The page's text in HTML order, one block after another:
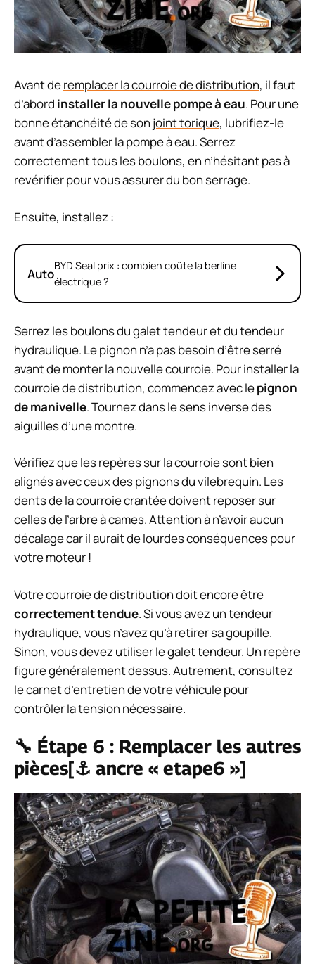
Avant deremplacer la courroie de distribution, il faut
d’abord installer la nouvelle pompe à eau. Pour une
bonne étanchéité de son joint torique, lubrifiez-le
avant d’assembler la pompe à eau. Serrez
correctement tous les boulons, en n’hésitant pas à
revérifier pour vous assurer du bon serrage.
Ensuite, installez :
AutoBYD Seal prix : combien coûte la berline
électrique ?
Serrez les boulons du galet tendeur et du tendeur
hydraulique. Le pignon n’a pas besoin d’être serré
avant de monter la nouvelle courroie. Pour installer la
courroie de distribution, commencez avec lepignon
de manivelle. Tournez dans le sens inverse des
aiguilles d’une montre.
Vérifiez que les repères sur la courroie sont bien
alignés avec ceux des pignons du vilebrequin. Les
dents de lacourroie crantéedoivent reposer sur
celles de l’arbre à cames. Attention à n’avoir aucun
décalage car il aurait de lourdes conséquences pour
votre moteur !
Votre courroie de distribution doit encore être
correctement tendue. Si vous avez un tendeur
hydraulique, vous n’avez qu’à retirer sa goupille.
Sinon, vous devez utiliser le galet tendeur. Un repère
figure généralement dessus. Autrement, consultez
le carnet d’entretien de votre véhicule pour
contrôler la tension nécessaire.
🔧 Étape 6 : Remplacer les autres
pièces[⚓ ancre « etape6 »]